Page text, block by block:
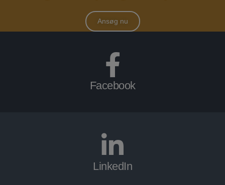
Ansøg nu
Facebook
LinkedIn